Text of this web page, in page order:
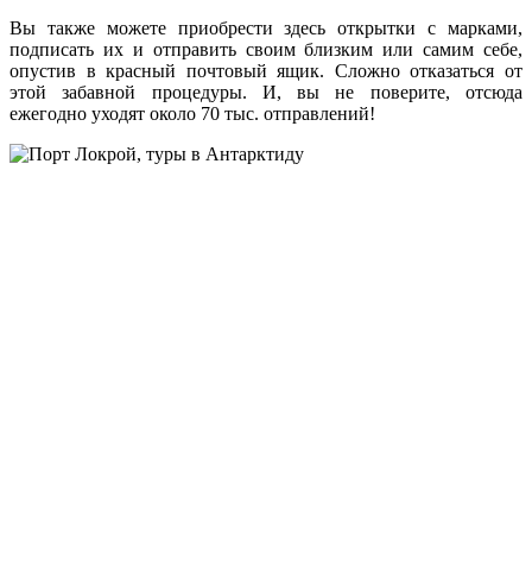
Вы также можете приобрести здесь открытки с марками,
подписать их и отправить своим близким или самим себе,
опустив в красный почтовый ящик. Сложно отказаться от
этой забавной процедуры. И, вы не поверите, отсюда
ежегодно уходят около 70 тыс. отправлений!